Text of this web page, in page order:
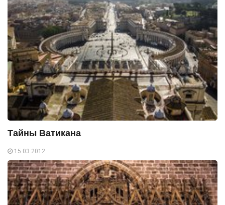
Тайны Ватикана
15.03.2012